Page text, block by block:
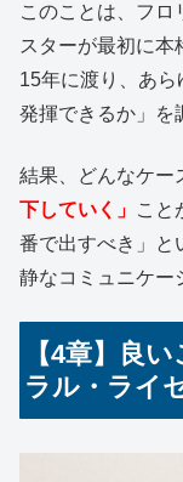
このことは、フロ
スターが最初に本
15年に渡り、あ
発揮できるか」を
結果、どんなケー
下していく」 こと
番で出すべき」と
静なコミュニケー
【4章】良
ラル・ライ